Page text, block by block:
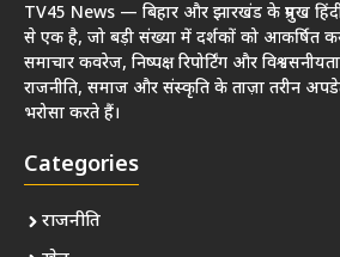
TV45 News — बिहार और झारखंड के प्रमुख हिंदी
से एक है, जो बड़ी संख्या में दर्शकों को आकर्षित
समाचार कवरेज, निष्पक्ष रिपोर्टिंग और
राजनीति, समाज और संस्कृति के ताज़ा तरीन
भरोसा करते हैं।
Categories
राजनीति